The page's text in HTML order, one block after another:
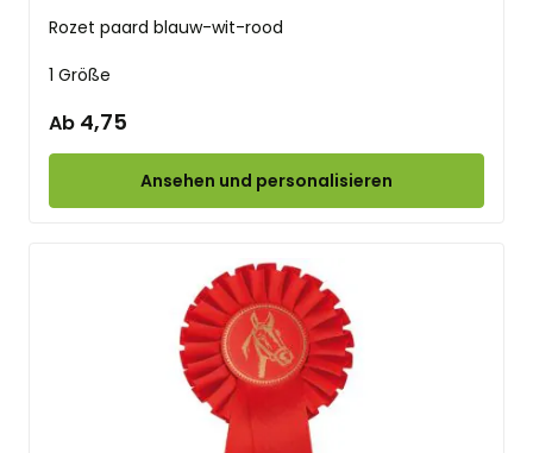
Rozet paard blauw-wit-rood
1 Größe
Ab 4,75
Ansehen und personalisieren